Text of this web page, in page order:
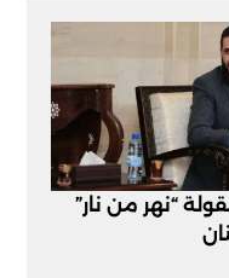
“نهر من نار”